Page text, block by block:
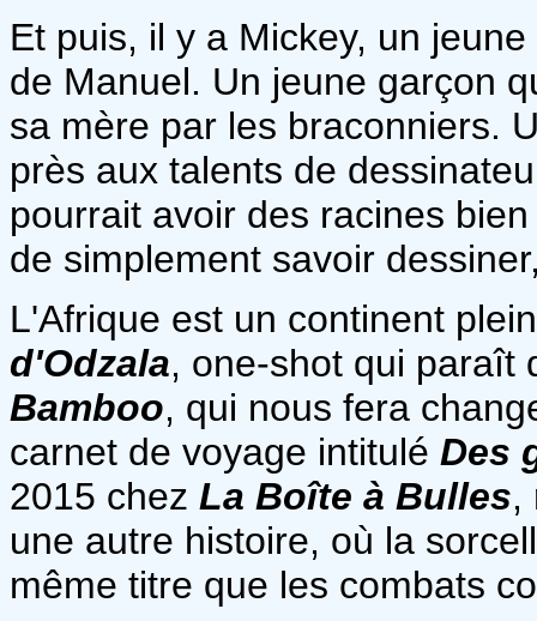
Et puis, il y a Mickey, un
de Manuel. Un jeune garçon
sa mère par les braconniers.
près aux talents de
pourrait avoir des racines
de simplement savoir
L'Afrique est un continent
d'Odzala, one-shot qui paraît
Bamboo, qui nous fera
carnet de voyage intitulé Des
2015 chez La Boîte à Bulles,
une autre histoire, où la
même titre que les combats